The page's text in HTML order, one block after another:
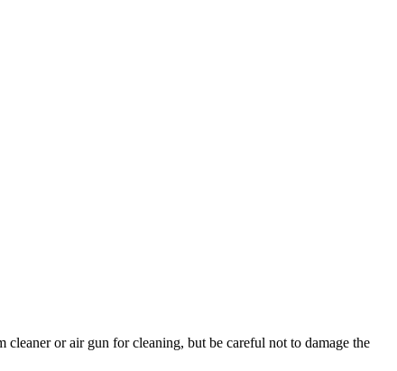
or air gun for cleaning, but be careful not to damage the